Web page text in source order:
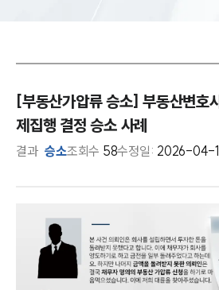
[부동산가압류 승소] 부동산변호
제집행 결정 승소 사례
결과 승소조회수 58수정일: 2026-04-